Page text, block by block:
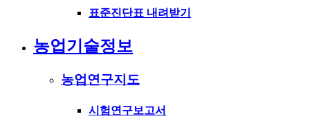
표준진단표 내려받기
농업기술정보
농업연구지도
시험연구보고서